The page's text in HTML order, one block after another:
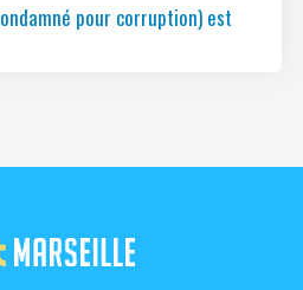
pour corruption) est